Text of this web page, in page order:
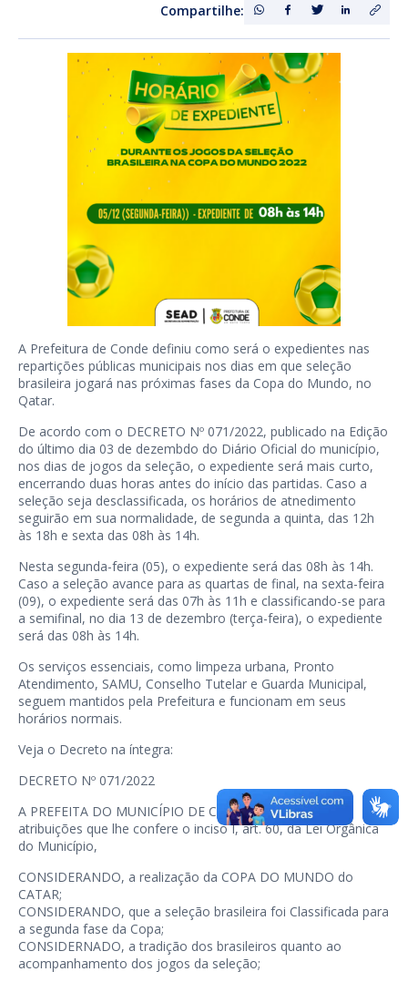
Compartilhe:
A Prefeitura de Conde definiu como será o expedientes nas
repartições públicas municipais nos dias em que seleção
brasileira jogará nas próximas fases da Copa do Mundo, no
Qatar.
De acordo com o DECRETO Nº 071/2022, publicado na Edição
do último dia 03 de dezembdo do Diário Oficial do município,
nos dias de jogos da seleção, o expediente será mais curto,
encerrando duas horas antes do início das partidas. Caso a
seleção seja desclassificada, os horários de atnedimento
seguirão em sua normalidade, de segunda a quinta, das 12h
às 18h e sexta das 08h às 14h.
Nesta segunda-feira (05), o expediente será das 08h às 14h.
Caso a seleção avance para as quartas de final, na sexta-feira
(09), o expediente será das 07h às 11h e classificando-se para
a semifinal, no dia 13 de dezembro (terça-feira), o expediente
será das 08h às 14h.
Os serviços essenciais, como limpeza urbana, Pronto
Atendimento, SAMU, Conselho Tutelar e Guarda Municipal,
seguem mantidos pela Prefeitura e funcionam em seus
horários normais.
Veja o Decreto na íntegra:
DECRETO Nº 071/2022
A PREFEITA DO MUNICÍPIO DE CONDE, no uso das
atribuições que lhe confere o inciso I, art. 60, da Lei Orgânica
do Município,
CONSIDERANDO, a realização da COPA DO MUNDO do
CATAR;
CONSIDERANDO, que a seleção brasileira foi Classificada para
a segunda fase da Copa;
CONSIDERNADO, a tradição dos brasileiros quanto ao
acompanhamento dos jogos da seleção;